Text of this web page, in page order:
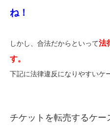
ね！
しかし、合法だからといって法
す。
下記に法律違反になりやすいケ
チケットを転売するケー